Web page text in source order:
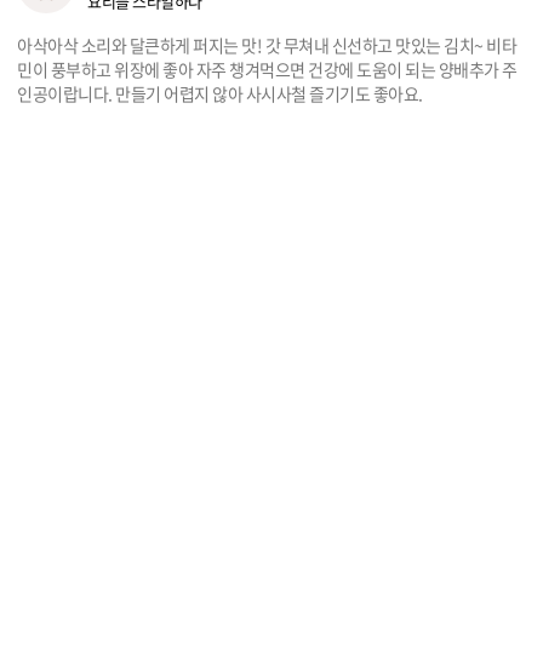
아삭아삭 소리와 달큰하게 퍼지는 맛! 갓 무쳐내 신선하고 맛있는 김치~ 비타
민이 풍부하고 위장에 좋아 자주 챙겨먹으면 건강에 도움이 되는 양배추가 주
인공이랍니다. 만들기 어렵지 않아 사시사철 즐기기도 좋아요.